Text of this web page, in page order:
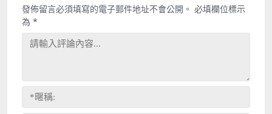
發佈留言必須填寫的電子郵件地址不會公開。 必填欄位標示
為 *